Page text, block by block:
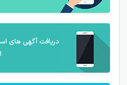
دریافت آگهی های